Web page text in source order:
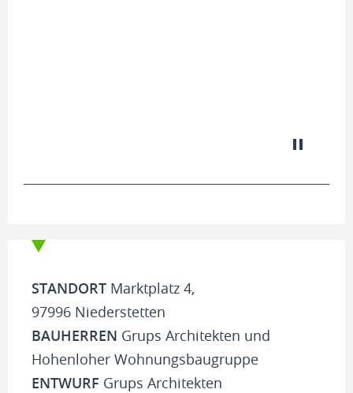
STANDORT Marktplatz 4,
97996 Niederstetten
BAUHERREN Grups Architekten und
Hohenloher Wohnungsbaugruppe
ENTWURF Grups Architekten